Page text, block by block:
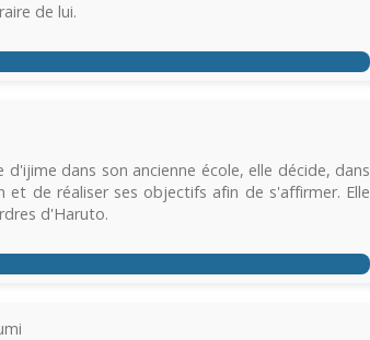
de lui.
dans son ancienne école, elle décide, dans
et de réaliser ses objectifs afin de s'affirmer. Elle
d'Haruto.